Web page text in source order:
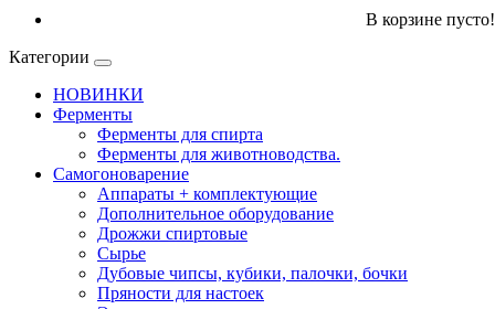
В корзине пусто!
Категории
НОВИНКИ
Ферменты
Ферменты для спирта
Ферменты для животноводства.
Самогоноварение
Аппараты + комплектующие
Дополнительное оборудование
Дрожжи спиртовые
Сырье
Дубовые чипсы, кубики, палочки, бочки
Пряности для настоек